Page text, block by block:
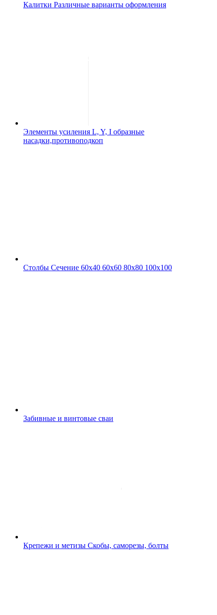
Калитки Различные варианты оформления
Элементы усиления L, Y, I образные
насадки,противоподкоп
Столбы Сечение 60х40 60х60 80х80 100х100
Забивные и винтовые сваи
Крепежи и метизы Скобы, саморезы, болты